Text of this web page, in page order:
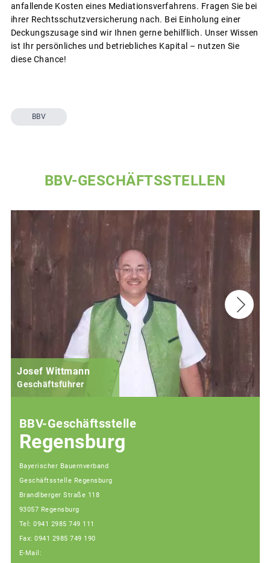
anfallende Kosten eines Mediationsverfahrens. Fragen Sie bei
ihrer Rechtsschutzversicherung nach. Bei Einholung einer
Deckungszusage sind wir Ihnen gerne behilflich. Unser Wissen
ist Ihr persönliches und betriebliches Kapital – nutzen Sie
diese Chance!
BBV
BBV-GESCHÄFTSSTELLEN
Josef Wittmann
Geschäftsführer
BBV-Geschäftsstelle
Regensburg
Bayerischer Bauernverband
Geschäftsstelle Regensburg
Brandlberger Straße 118
93057 Regensburg
Tel: 0941 2985 749 111
Fax: 0941 2985 749 190
E-Mail: